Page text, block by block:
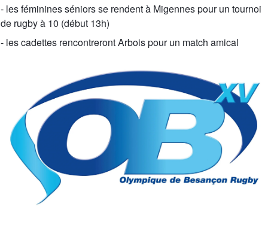
- les féminines séniors se rendent à Migennes pour un tournoi
de rugby à 10 (début 13h)
- les cadettes rencontreront Arbois pour un match amical